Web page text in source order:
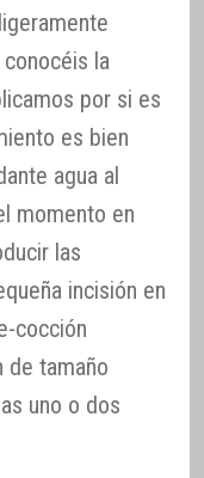
la
por si es
es bien
agua al
momento en
las
incisión en
cocción
de tamaño
uno o dos